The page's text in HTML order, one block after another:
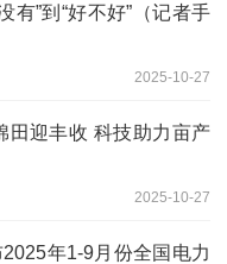
有”到“好不好”（记者手
2025-10-27
田迎丰收 科技助力亩产
2025-10-27
年1-9月份全国电力